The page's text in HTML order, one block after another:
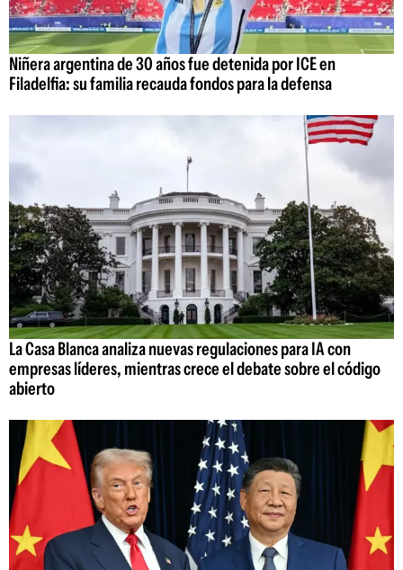
Niñera argentina de 30 años fue detenida por ICE en
Filadelfia: su familia recauda fondos para la defensa
La Casa Blanca analiza nuevas regulaciones para IA con
empresas líderes, mientras crece el debate sobre el código
abierto